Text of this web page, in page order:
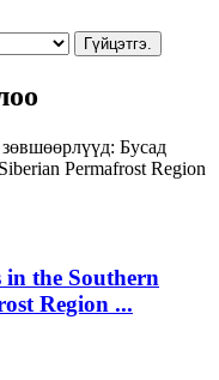
Гүйцэтгэ.
Бусад
Siberian Permafrost Region
in the Southern
Region ...